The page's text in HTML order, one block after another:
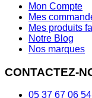
Mon Compte
Mes
Mes produits
Notre Blog
Nos marques
CONTACTEZ-
05 37 67 06